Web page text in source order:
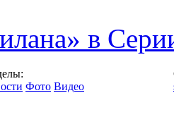
в
Фото Видео